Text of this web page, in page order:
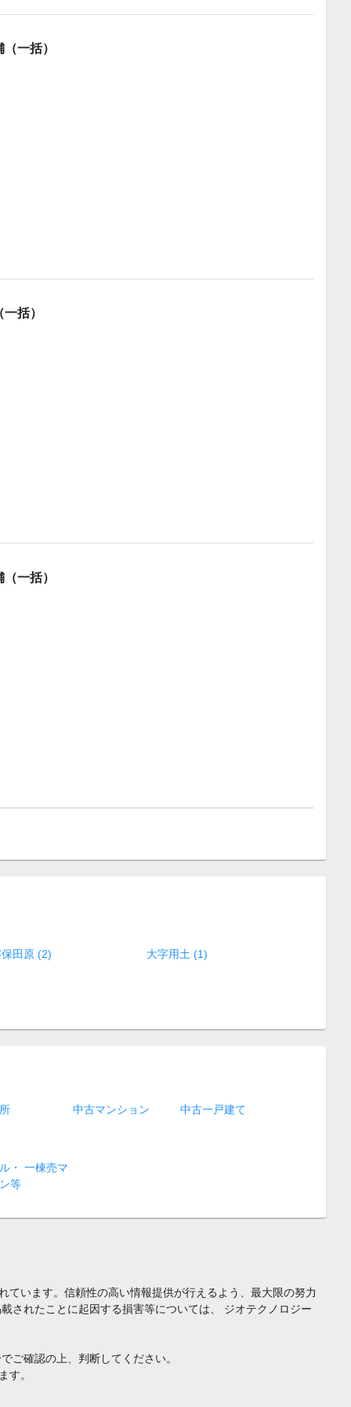
一括）
括）
一括）
田原 (2) 大字用土 (1)
中古マンション 中古一戸建て
・ 一棟売マ
等
います。信頼性の高い情報提供が行えるよう、最大限の努力
されたことに起因する損害等については、 ジオテクノロジー
ご確認の上、判断してください。
す。